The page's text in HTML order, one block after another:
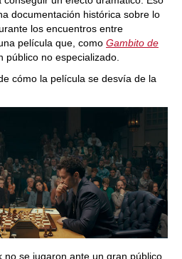
documentación histórica sobre lo
los encuentros entre
película que, como Gambito de
público no especializado.
cómo la película se desvía de la
no se jugaron ante un gran público